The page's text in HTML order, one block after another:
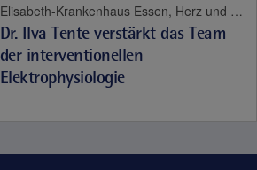
Elisabeth-Krankenhaus Essen, Herz und Gefäße
Dr. Ilva Tente verstärkt das Team
der interventionellen
Elektrophysiologie